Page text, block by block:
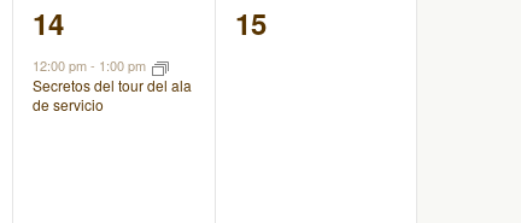
1
evento,
14
12:00 pm- 1:00 pm
Secretos del tour del ala
de servicio
0
15